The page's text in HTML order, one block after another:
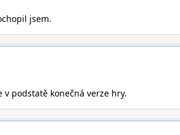
jsem.
v podstatě konečná verze hry.